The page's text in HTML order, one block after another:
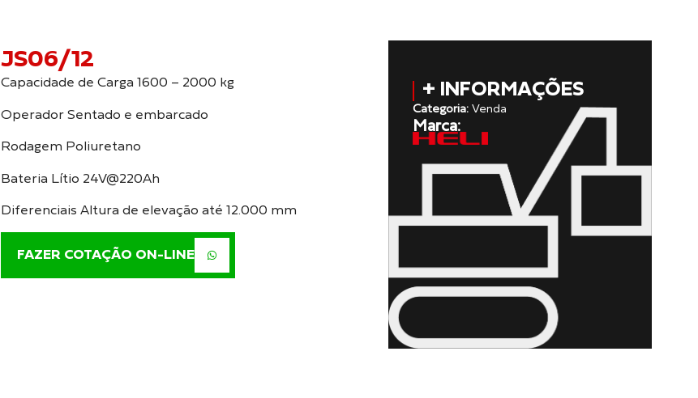
JS06/12
Capacidade de Carga 1600 – 2000 kg
Operador Sentado e embarcado
Rodagem Poliuretano
Bateria Lítio 24V@220Ah
Diferenciais Altura de elevação até 12.000 mm
FAZER COTAÇÃO ON-LINE
+ INFORMAÇÕES
Categoria: Venda
Marca: